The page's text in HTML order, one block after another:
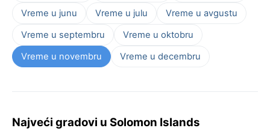
Vreme u junu
Vreme u julu
Vreme u avgustu
Vreme u septembru
Vreme u oktobru
Vreme u novembru
Vreme u decembru
Najveći gradovi u Solomon Islands